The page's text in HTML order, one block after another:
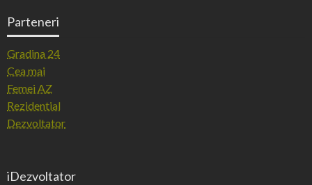
Parteneri
Gradina 24
Cea mai
Femei AZ
Rezidential
Dezvoltator
iDezvoltator